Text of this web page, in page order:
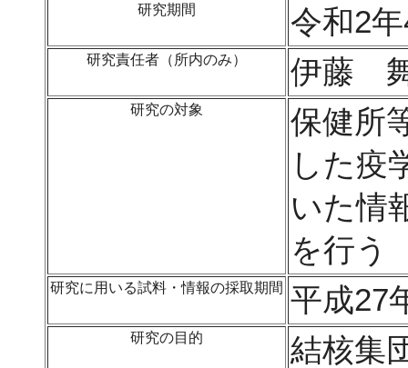
研究期間 令和2
研究責任者（所内のみ） 伊藤
研究の対象
保健所
した疫
いた情
を行う
研究に用いる試料・情報の採取期間 平成27
研究の目的
結核集